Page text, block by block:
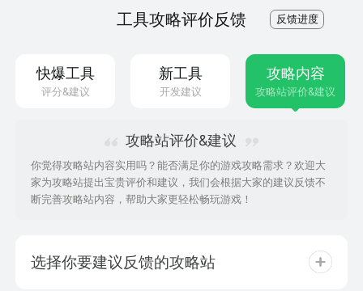
工具攻略评价反馈 反馈进度
快爆工具
评分&建议
新工具
开发建议
攻略内容
攻略站评价&建议
攻略站评价&建议
你觉得攻略站内容实用吗？能否满足你的游戏攻略需求？欢迎大
家为攻略站提出宝贵评价和建议，我们会根据大家的建议反馈不
断完善攻略站内容，帮助大家更轻松畅玩游戏！
选择你要建议反馈的攻略站